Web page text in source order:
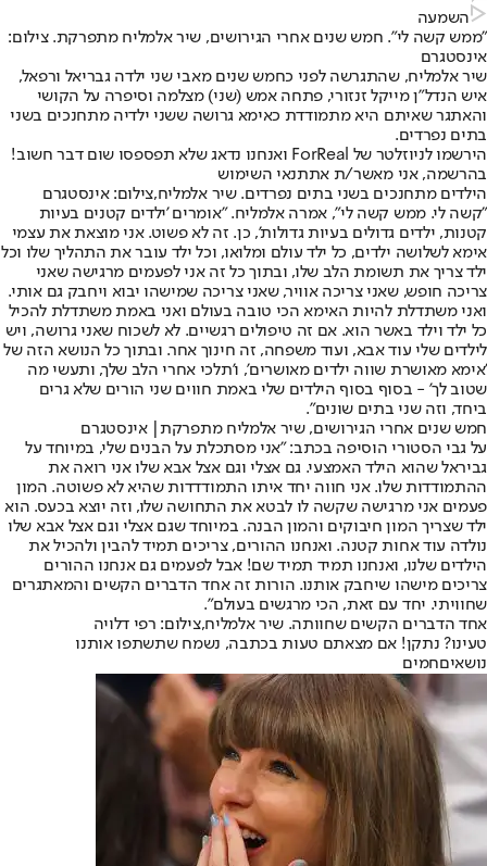
השמעה
"ממש קשה לי". חמש שנים אחרי הגירושים, שיר אלמליח מתפרקת. צילום:
אינסטגרם
שיר אלמליח, שהתגרשה לפני כחמש שנים מאבי שני ילדה גבריאל ורפאל,
איש הנדל"ן מייקל זנזורי, פתחה אמש (שני) מצלמה וסיפרה על הקושי
והאתגר שאיתם היא מתמודדת כאימא גרושה ששני ילדיה מתחנכים בשני
בתים נפרדים.
הירשמו לניוזלטר של ForReal ואנחנו נדאג שלא תפספסו שום דבר חשוב!
בהרשמה, אני מאשר/ת אתתנאי השימוש
הילדים מתחנכים בשני בתים נפרדים. שיר אלמליח,צילום: אינסטגרם
"קשה לי. ממש קשה לי", אמרה אלמליח. "אומרים 'ילדים קטנים בעיות
קטנות, ילדים גדולים בעיות גדולות', כן. זה לא פשוט. אני מוצאת את עצמי
אימא לשלושה ילדים, כל ילד עולם ומלואו, וכל ילד עובר את התהליך שלו וכל
ילד צריך את תשומת הלב שלו, ובתוך כל זה אני לפעמים מרגישה שאני
צריכה חופש, שאני צריכה אוויר, שאני צריכה שמישהו יבוא ויחבק גם אותי.
ואני משתדלת להיות האימא הכי טובה בעולם ואני באמת משתדלת להכיל
כל ילד וילד באשר הוא. אם זה טיפולים רגשיים. לא לשכוח שאני גרושה, ויש
לילדים שלי עוד אבא, ועוד משפחה, זה חינוך אחר. ובתוך כל הנושא הזה של
'אימא מאושרת שווה ילדים מאושרים', ו'תלכי אחרי הלב שלך, ותעשי מה
שטוב לך' - בסוף בסוף הילדים שלי באמת חווים שני הורים שלא גרים
ביחד, וזה שני בתים שונים".
חמש שנים אחרי הגירושים, שיר אלמליח מתפרקת| אינסטגרם
על גבי הסטורי הוסיפה בכתב: "אני מסתכלת על הבנים שלי, במיוחד על
גביראל שהוא הילד האמצעי. גם אצלי וגם אצל אבא שלו אני רואה את
ההתמודדות שלו. אני חווה יחד איתו התמודדדות שהיא לא פשוטה. המון
פעמים אני מרגישה שקשה לו לבטא את התחושה שלו, וזה יוצא בכעס. הוא
ילד שצריך המון חיבוקים והמון הבנה. במיוחד שגם אצלי וגם אצל אבא שלו
נולדה עוד אחות קטנה. ואנחנו ההורים, צריכים תמיד להבין ולהכיל את
הילדים שלנו, ואנחנו תמיד תמיד שם! אבל לפעמים גם אנחנו ההורים
צריכים מישהו שיחבק אותנו. הורות זה אחד הדברים הקשים והמאתגרים
שחוויתי. יחד עם זאת, הכי מרגשים בעולם".
אחד הדברים הקשים שחוותה. שיר אלמליח,צילום: רפי דלויה
טעינו? נתקן! אם מצאתם טעות בכתבה, נשמח שתשתפו אותנו
נושאיםחמים